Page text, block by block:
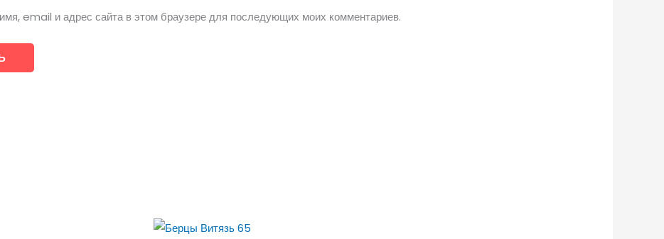
email и адрес сайта в этом браузере для последующих моих комментариев.